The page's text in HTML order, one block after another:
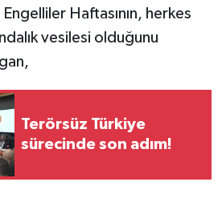
Haftasının, herkes
vesilesi olduğunu
Terörsüz Türkiye
sürecinde son adım!